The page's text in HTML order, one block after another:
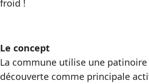
froid !
Le concept
La commune utilise une
découverte comme principale